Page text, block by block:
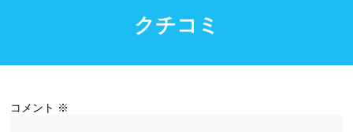
クチコミ
コメント ※
プール情報